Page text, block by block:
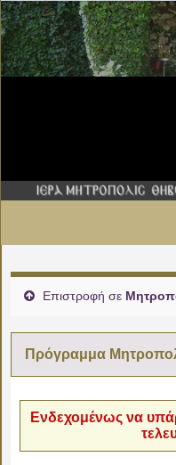
Επιστροφή σε
Πρόγραμμα
Ενδεχομένως να